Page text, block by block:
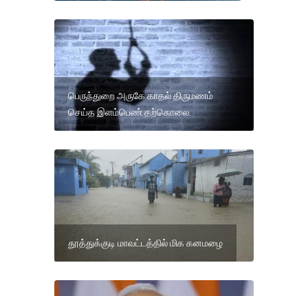
பெருந்துறை அருகே காதல் திருமணம்
செய்த இளம்பெண் தற்கொலை.
தூத்துக்குடி மாவட்டத்தில் மிக கனமழை